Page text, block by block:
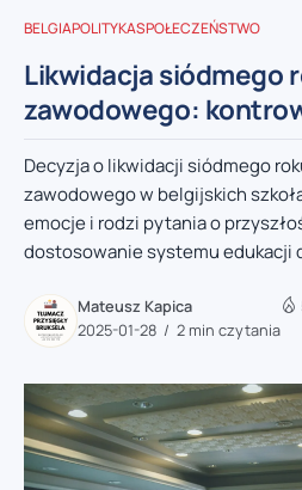
BELGIAPOLITYKASPOŁECZEŃSTWO
Likwidacja siódmego
zawodowego:
Decyzja o likwidacji siódmego
zawodowego w belgijskich
emocje i rodzi pytania o
dostosowanie systemu edukacji
Mateusz Kapica
2025-01-28
2 min czytania